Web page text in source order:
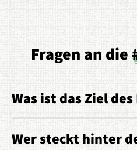
Fragen an die
Was ist das Ziel
Wer steckt hinter